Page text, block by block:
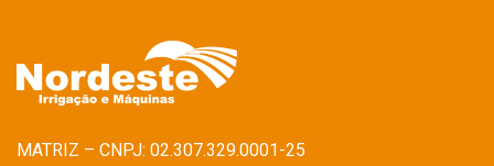
MATRIZ – CNPJ: 02.307.329.0001-25